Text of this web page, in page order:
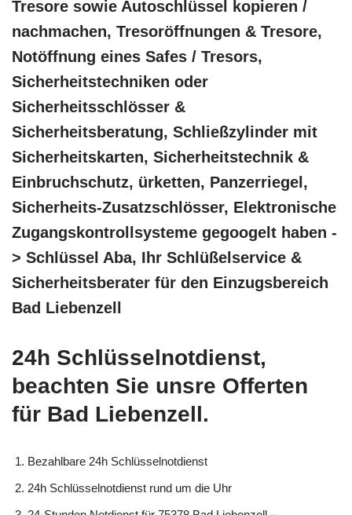
Tresore sowie Autoschlüssel kopieren /
nachmachen, Tresoröffnungen & Tresore,
Notöffnung eines Safes / Tresors,
Sicherheitstechniken oder
Sicherheitsschlösser &
Sicherheitsberatung, Schließzylinder mit
Sicherheitskarten, Sicherheitstechnik &
Einbruchschutz, ürketten, Panzerriegel,
Sicherheits-Zusatzschlösser, Elektronische
Zugangskontrollsysteme gegoogelt haben -
> Schlüssel Aba, Ihr Schlüßelservice &
Sicherheitsberater für den Einzugsbereich
Bad Liebenzell
24h Schlüsselnotdienst,
beachten Sie unsre Offerten
für Bad Liebenzell.
Bezahlbare 24h Schlüsselnotdienst
24h Schlüsselnotdienst rund um die Uhr